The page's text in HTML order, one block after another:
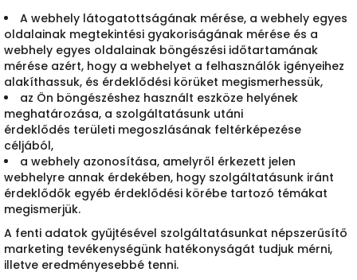
A webhely látogatottságának mérése, a webhely egyes
oldalainak megtekintési gyakoriságának mérése és a
webhely egyes oldalainak böngészési időtartamának
mérése azért, hogy a webhelyet a felhasználók igényeihez
alakíthassuk, és érdeklődési körüket megismerhessük,
az Ön böngészéshez használt eszköze helyének
meghatározása, a szolgáltatásunk utáni
érdeklődés területi megoszlásának feltérképezése
céljából,
a webhely azonosítása, amelyről érkezett jelen
webhelyre annak érdekében, hogy szolgáltatásunk iránt
érdeklődők egyéb érdeklődési körébe tartozó témákat
megismerjük.
A fenti adatok gyűjtésével szolgáltatásunkat népszerűsítő
marketing tevékenységünk hatékonyságát tudjuk mérni,
illetve eredményesebbé tenni.